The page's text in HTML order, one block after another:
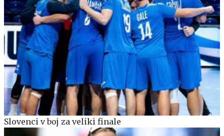
Slovenci v boj za veliki finale